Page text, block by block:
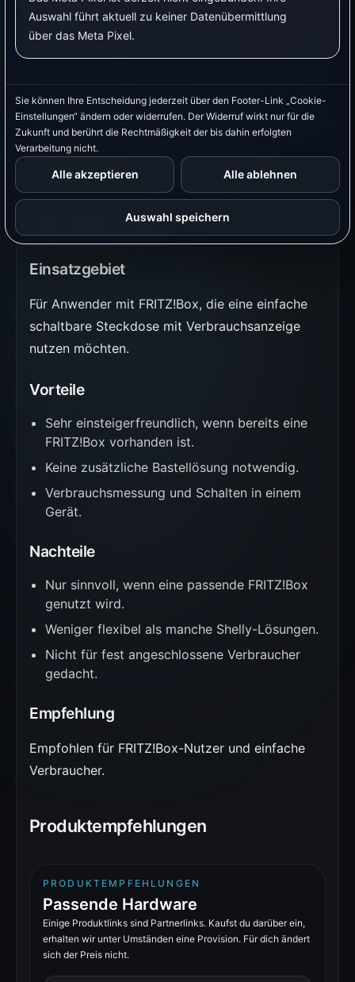
Auswahl führt aktuell zu keiner Datenübermittlung
über das Meta Pixel.
Sie können Ihre Entscheidung jederzeit über den Footer-Link „Cookie-
Einstellungen“ ändern oder widerrufen. Der Widerruf wirkt nur für die
Zukunft und berührt die Rechtmäßigkeit der bis dahin erfolgten
Verarbeitung nicht.
Alle akzeptieren Alle ablehnen
Auswahl speichern
erreichbar sind, von VyraVolt erkannt werden
Tasmota-Steckdosen können ebenfalls
verwendet werden, wenn sie korrekt eingerichtet
sind und Schalten, Status und optional
Leistungsmessung zuverlässig bereitstellen.
FRITZ!DECT 200
Einsatzgebiet
Für Anwender mit FRITZ!Box, die eine einfache
schaltbare Steckdose mit Verbrauchsanzeige
nutzen möchten.
Vorteile
Sehr einsteigerfreundlich, wenn bereits eine
FRITZ!Box vorhanden ist.
Keine zusätzliche Bastellösung notwendig.
Verbrauchsmessung und Schalten in einem
Gerät.
Nachteile
Nur sinnvoll, wenn eine passende FRITZ!Box
genutzt wird.
Weniger flexibel als manche Shelly-Lösungen.
Nicht für fest angeschlossene Verbraucher
gedacht.
Empfehlung
Empfohlen für FRITZ!Box-Nutzer und einfache
Verbraucher.
Produktempfehlungen
PRODUKTEMPFEHLUNGEN
Passende Hardware
Einige Produktlinks sind Partnerlinks. Kaufst du darüber ein,
erhalten wir unter Umständen eine Provision. Für dich ändert
sich der Preis nicht.